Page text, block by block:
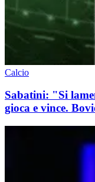
Calcio
Sabatini: "Si
gioca e vince.